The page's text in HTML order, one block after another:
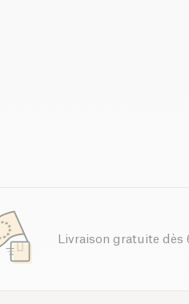
Livraison gratuite dès